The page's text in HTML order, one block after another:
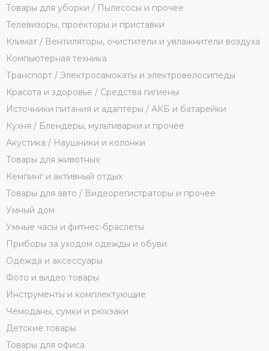
Товары для уборки / Пылесосы и прочее
Телевизоры, проекторы и приставки
Климат / Вентиляторы, очистители и увлажнители воздуха
Компьютерная техника
Транспорт / Электросамокаты и электровелосипеды
Красота и здоровье / Средства гигиены
Источники питания и адаптеры / АКБ и батарейки
Кухня / Блендеры, мультиварки и прочее
Акустика / Наушники и колонки
Товары для животных
Кемпинг и активный отдых
Товары для авто / Видеорегистраторы и прочее
Умный дом
Умные часы и фитнес-браслеты
Приборы за уходом одежды и обуви
Одежда и аксессуары
Фото и видео товары
Инструменты и комплектующие
Чемоданы, сумки и рюкзаки
Детские товары
Товары для офиса